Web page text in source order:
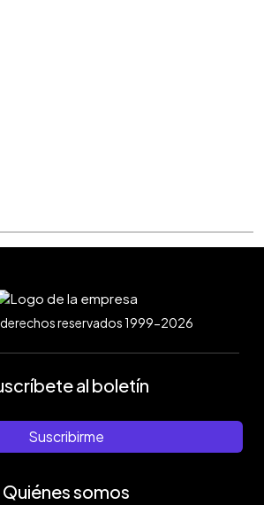
reservados 1999-2026
al boletín
Suscribirme
Quiénes somos